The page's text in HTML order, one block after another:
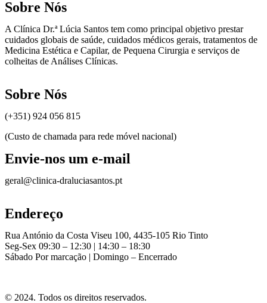
Sobre Nós
A Clínica Dr.ª Lúcia Santos tem como principal objetivo prestar
cuidados globais de saúde, cuidados médicos gerais, tratamentos de
Medicina Estética e Capilar, de Pequena Cirurgia e serviços de
colheitas de Análises Clínicas.
Sobre Nós
(+351) 924 056 815
(Custo de chamada para rede móvel nacional)
Envie-nos um e-mail
geral@clinica-draluciasantos.pt
Endereço
Rua António da Costa Viseu 100, 4435-105 Rio Tinto
Seg-Sex 09:30 – 12:30 | 14:30 – 18:30
Sábado Por marcação | Domingo – Encerrado
© 2024. Todos os direitos reservados.